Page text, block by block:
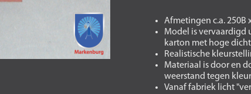
Afmetingen c.a. 250B
Model is vervaardigd
karton met hoge
Realistische
Materiaal is door en
weerstand tegen
Vanaf fabriek licht